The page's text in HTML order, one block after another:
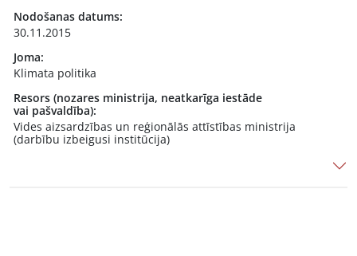
Nodošanas datums:
30.11.2015
Joma:
Klimata politika
Resors (nozares ministrija, neatkarīga iestāde
vai pašvaldība):
Vides aizsardzības un reģionālās attīstības ministrija
(darbību izbeigusi institūcija)